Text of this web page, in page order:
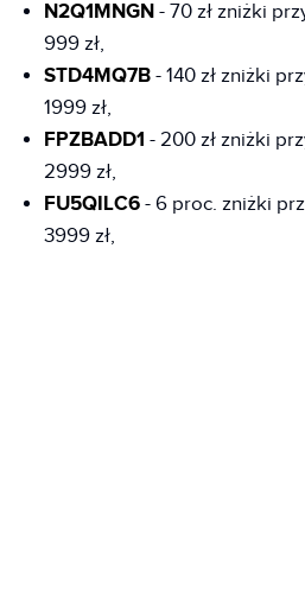
N2Q1MNGN - 70 zł zniżki
999 zł,
STD4MQ7B - 140 zł zniżki
1999 zł,
FPZBADD1 - 200 zł zniżki
2999 zł,
FU5QILC6 - 6 proc. zniżki
3999 zł,